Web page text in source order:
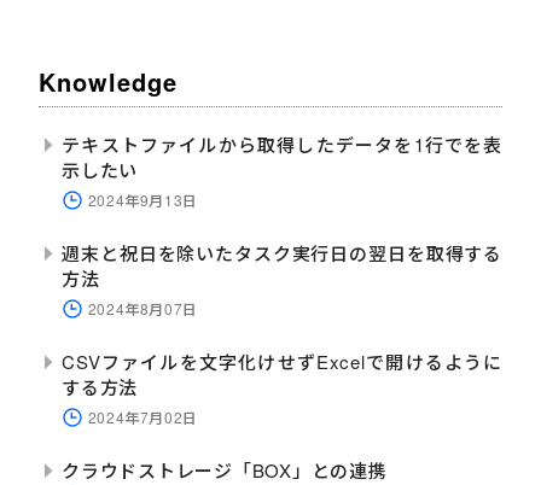
Knowledge
テキストファイルから取得したデータを1行でを表
示したい
2024年9月13日
週末と祝日を除いたタスク実行日の翌日を取得する
方法
2024年8月07日
CSVファイルを文字化けせずExcelで開けるように
する方法
2024年7月02日
クラウドストレージ「BOX」との連携